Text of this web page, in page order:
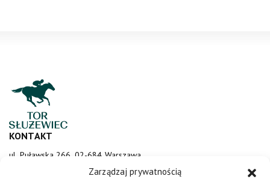
Zarządzaj prywatnością
KONTAKT
ul. Puławska 266, 02-684 Warszawa
sluzewiec@totalizator.pl